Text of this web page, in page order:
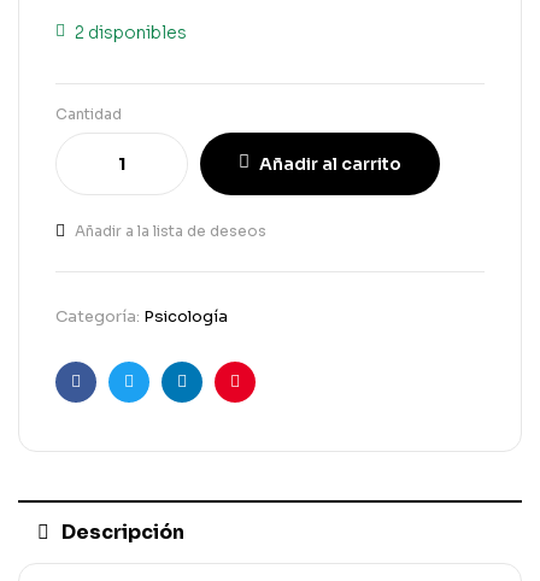
2 disponibles
Cantidad
Añadir al carrito
Añadir a la lista de deseos
Categoría: Psicología
FacebookGorjeoLinkedInPinterest
Descripción